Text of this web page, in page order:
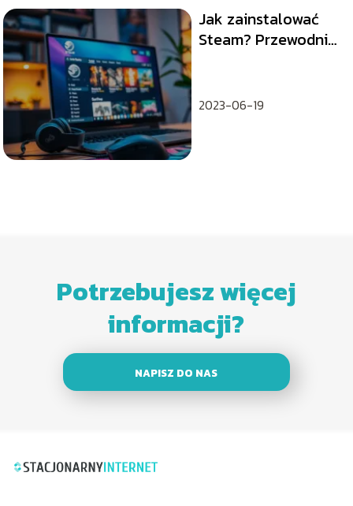
Jak zainstalować
Steam? Przewodnik
2023-06-19
Potrzebujesz więcej
informacji?
NAPISZ DO NAS